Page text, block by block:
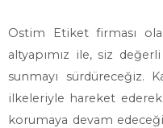
Ostim Etiket firması
altyapımız ile, siz
sunmayı sürdüreceğiz.
ilkeleriyle hareket
korumaya devam